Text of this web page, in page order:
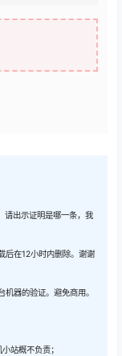
请出示证明是哪一条，我
后在12小时内删除。谢谢
器的验证。避免商用。
站概不负责；